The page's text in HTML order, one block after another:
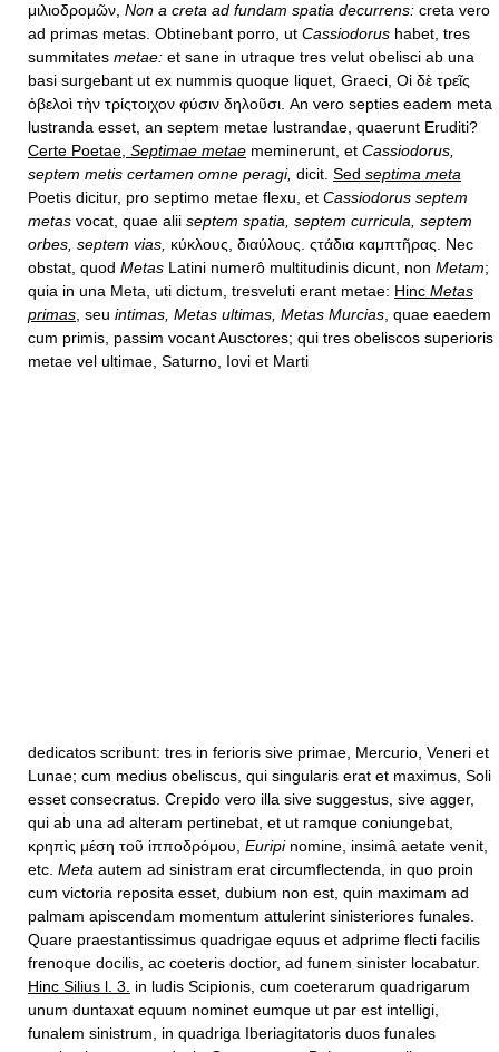
μιλιοδρομῶν, Non a creta ad fundam spatia decurrens: creta vero
ad primas metas. Obtinebant porro, ut Cassiodorus habet, tres
summitates metae: et sane in utraque tres velut obelisci ab una
basi surgebant ut ex nummis quoque liquet, Graeci, Οἱ δὲ τρεῖς
ὀβελοὶ τὴν τρίςτοιχον φύσιν δηλοῦσι. An vero septies eadem meta
lustranda esset, an septem metae lustrandae, quaerunt Eruditi?
Certe Poetae, Septimae metae meminerunt, et Cassiodorus,
septem metis certamen omne peragi, dicit. Sed septima meta
Poetis dicitur, pro septimo metae flexu, et Cassiodorus septem
metas vocat, quae alii septem spatia, septem curricula, septem
orbes, septem vias, κύκλους, διαύλους. ςτάδια καμπτῆρας. Nec
obstat, quod Metas Latini numerô multitudinis dicunt, non Metam;
quia in una Meta, uti dictum, tresveluti erant metae: Hinc Metas
primas seu intimas, Metas ultimas, Metas Murcias , quae eaedem
cum primis, passim vocant Ausctores; qui tres obeliscos superioris
metae vel ultimae, Saturno, Iovi et Marti
dedicatos scribunt: tres in ferioris sive primae, Mercurio, Veneri et
Lunae; cum medius obeliscus, qui singularis erat et maximus, Soli
esset consecratus. Crepido vero illa sive suggestus, sive agger,
qui ab una ad alteram pertinebat, et ut ramque coniungebat,
κρηπὶς μέση τοῦ ἱπποδρόμου, Euripinomine, insimâ aetate venit,
etc. Meta autem ad sinistram erat circumflectenda, in quo proin
cum victoria reposita esset, dubium non est, quin maximam ad
palmam apiscendam momentum attulerint sinisteriores funales.
Quare praestantissimus quadrigae equus et adprime flecti facilis
frenoque docilis, ac coeteris doctior, ad funem sinister locabatur.
Hinc Silius l. 3.
in ludis Scipionis, cum coeterarum quadrigarum
unum duntaxat equum nominet eumque ut par est intelligi,
funalem sinistrum, in quadriga Iberiagitatoris duos funales